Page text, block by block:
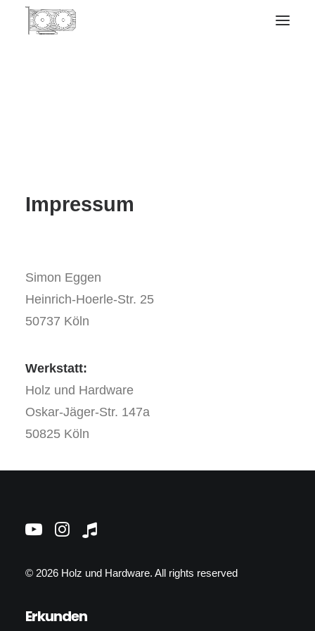
Impressum
Simon Eggen
Heinrich-Hoerle-Str. 25
50737 Köln
Werkstatt:
Holz und Hardware
Oskar-Jäger-Str. 147a
50825 Köln
© 2026 Holz und Hardware. All rights reserved
Erkunden